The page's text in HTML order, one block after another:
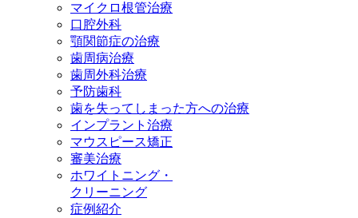
マイクロ根管治療
口腔外科
顎関節症の治療
歯周病治療
歯周外科治療
予防歯科
歯を失ってしまった方への治療
インプラント治療
マウスピース矯正
審美治療
ホワイトニング・
クリーニング
症例紹介